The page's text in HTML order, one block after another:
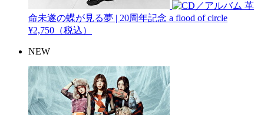
革
命未遂の蝶が見る夢 | 20周年記念 a flood of circle
¥2,750（税込）
NEW